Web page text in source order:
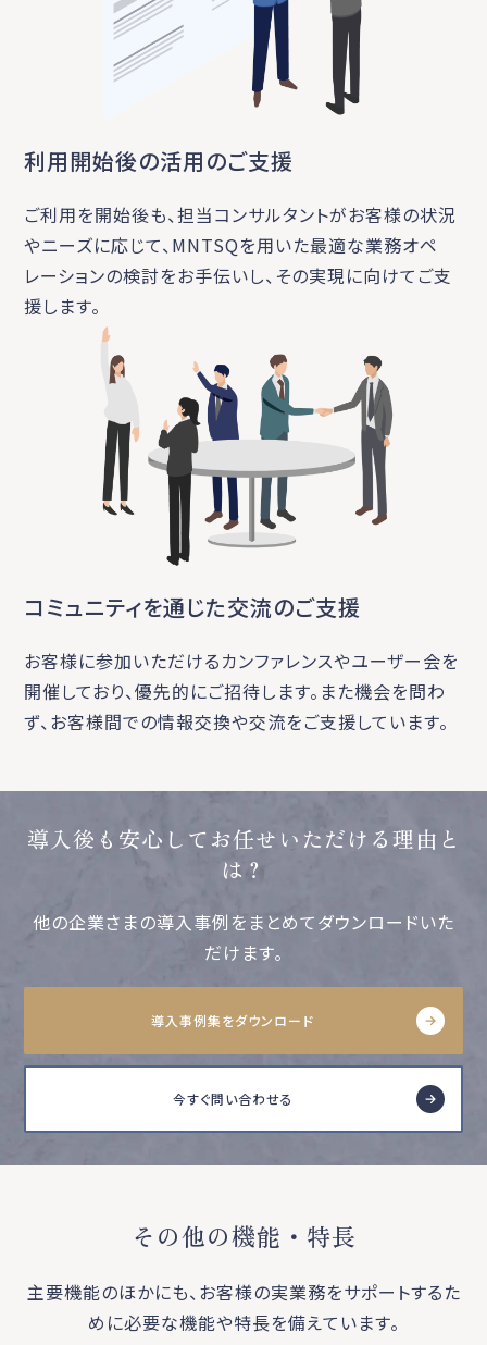
利用開始後の活用のご支援
ご利用を開始後も、担当コンサルタントがお客様の状況
やニーズに応じて、MNTSQを用いた最適な業務オペ
レーションの検討をお手伝いし、その実現に向けてご支
援します。
コミュニティを通じた交流のご支援
お客様に参加いただけるカンファレンスやユーザー会を
開催しており、優先的にご招待します。また機会を問わ
ず、お客様間での情報交換や交流をご支援しています。
導入後も安心してお任せいただける理由と
は？
他の企業さまの導入事例をまとめてダウンロードいた
だけます。
導入事例集をダウンロード
今すぐ問い合わせる
その他の機能・特長
主要機能のほかにも、お客様の実業務をサポートするた
めに必要な機能や特長を備えています。